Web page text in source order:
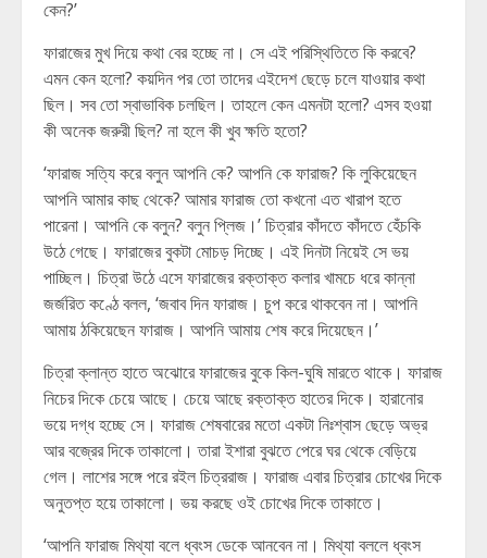
কেন?’
ফারাজের মুখ দিয়ে কথা বের হচ্ছে না। সে এই পরিস্থিতিতে কি করবে?
এমন কেন হলো? কয়দিন পর তো তাদের এইদেশ ছেড়ে চলে যাওয়ার কথা
ছিল। সব তো স্বাভাবিক চলছিল। তাহলে কেন এমনটা হলো? এসব হওয়া
কী অনেক জরুরী ছিল? না হলে কী খুব ক্ষতি হতো?
‘ফারাজ সত্যি করে বলুন আপনি কে? আপনি কে ফারাজ? কি লুকিয়েছেন
আপনি আমার কাছ থেকে? আমার ফারাজ তো কখনো এত খারাপ হতে
পারেনা। আপনি কে বলুন? বলুন প্লিজ।’ চিত্রার কাঁদতে কাঁদতে হেঁচকি
উঠে গেছে। ফারাজের বুকটা মোচড় দিচ্ছে। এই দিনটা নিয়েই সে ভয়
পাচ্ছিল। চিত্রা উঠে এসে ফারাজের রক্তাক্ত কলার খামচে ধরে কান্না
জর্জরিত কণ্ঠে বলল, ‘জবাব দিন ফারাজ। চুপ করে থাকবেন না। আপনি
আমায় ঠকিয়েছেন ফারাজ। আপনি আমায় শেষ করে দিয়েছেন।’
চিত্রা ক্লান্ত হাতে অঝোরে ফারাজের বুকে কিল-ঘুষি মারতে থাকে। ফারাজ
নিচের দিকে চেয়ে আছে। চেয়ে আছে রক্তাক্ত হাতের দিকে। হারানোর
ভয়ে দগ্ধ হচ্ছে সে। ফারাজ শেষবারের মতো একটা নিঃশ্বাস ছেড়ে অভ্র
আর বজ্রের দিকে তাকালো। তারা ইশারা বুঝতে পেরে ঘর থেকে বেড়িয়ে
গেল। লাশের সঙ্গে পরে রইল চিত্ররাজ। ফারাজ এবার চিত্রার চোখের দিকে
অনুতপ্ত হয়ে তাকালো। ভয় করছে ওই চোখের দিকে তাকাতে।
‘আপনি ফারাজ মিথ্যা বলে ধ্বংস ডেকে আনবেন না। মিথ্যা বললে ধ্বংস